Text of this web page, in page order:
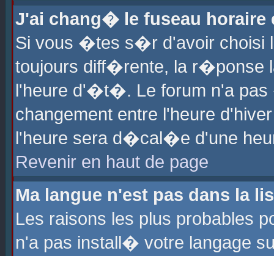
J'ai chang� le fuseau horaire
Si vous �tes s�r d'avoir choisi
toujours diff�rente, la r�ponse
l'heure d'�t�. Le forum n'a
changement entre l'heure
l'heure sera d�cal�e d'une
Revenir en haut de page
Ma langue n'est pas dans la
Les raisons les plus probables
n'a pas install� votre langage